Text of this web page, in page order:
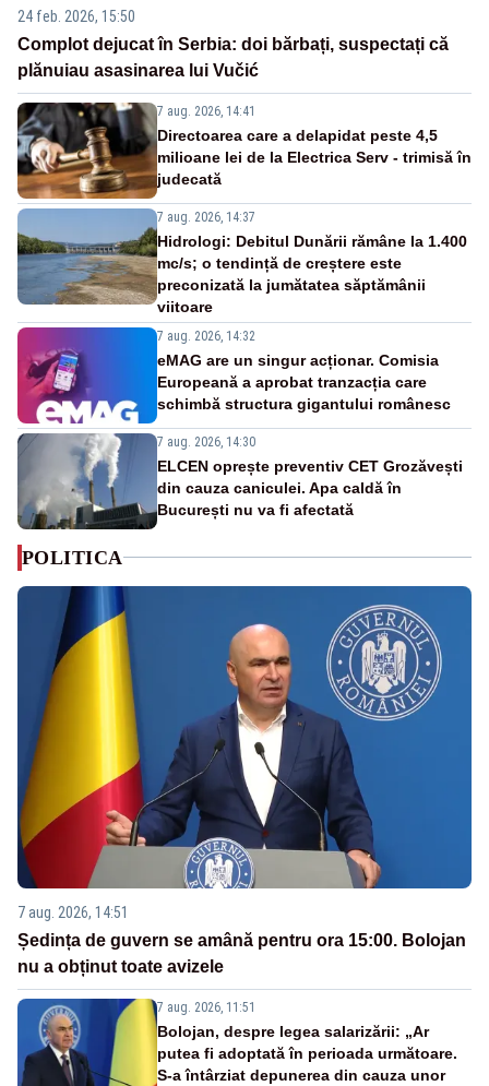
24 feb. 2026, 15:50
Complot dejucat în Serbia: doi bărbați, suspectați că
plănuiau asasinarea lui Vučić
7 aug. 2026, 14:41
Directoarea care a delapidat peste 4,5
milioane lei de la Electrica Serv - trimisă în
judecată
7 aug. 2026, 14:37
Hidrologi: Debitul Dunării rămâne la 1.400
mc/s; o tendință de creștere este
preconizată la jumătatea săptămânii
viitoare
7 aug. 2026, 14:32
eMAG are un singur acționar. Comisia
Europeană a aprobat tranzacția care
schimbă structura gigantului românesc
7 aug. 2026, 14:30
ELCEN oprește preventiv CET Grozăvești
din cauza caniculei. Apa caldă în
București nu va fi afectată
POLITICA
7 aug. 2026, 14:51
Ședința de guvern se amână pentru ora 15:00. Bolojan
nu a obținut toate avizele
7 aug. 2026, 11:51
Bolojan, despre legea salarizării: „Ar
putea fi adoptată în perioada următoare.
S-a întârziat depunerea din cauza unor